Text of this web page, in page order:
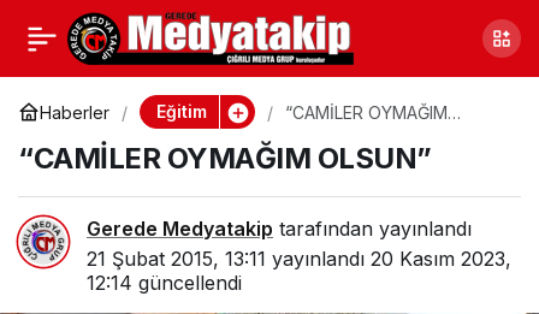
Haberler Eğitim
“CAMİLER OYMAĞIM
“CAMİLER OYMAĞIM OLSUN”
Gerede Medyatakip tarafından yayınlandı
21 Şubat 2015, 13:11 yayınlandı 20 Kasım 2023,
12:14 güncellendi
KURSLAR İPTAL EDİLDİ Paylaş